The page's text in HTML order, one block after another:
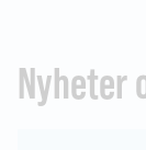
Nyheter